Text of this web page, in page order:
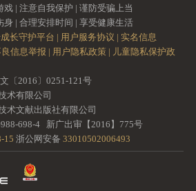
| 注意自我保护 | 谨防受骗上当
| 合理安排时间 | 享受健康生活
长守护平台 | 用户服务协议 | 实名信息
信息举报 | 用户隐私政策 | 儿童隐私保护政
〔2016〕0251-121号
术有限公司
术文献出版社有限公司
698-4 新广出审【2016】775号
15 浙公网安备 33010502006493